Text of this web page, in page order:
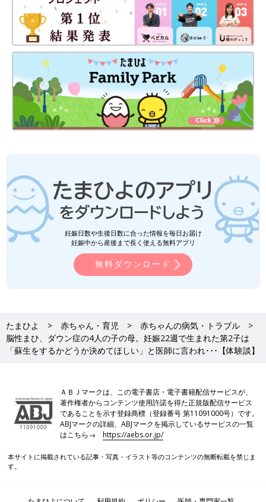
ということもしていました。
私に何ができるかを考え、手作りの小さなメリーや肌着を手作り
し、絵本の読み聞かせやお姉ちゃんと一緒に歌った歌をボイスレ
コーダーに録音したものを届けていました。看護師さんが再生し
て、竜吾に聞かせてくれていました。成長するにつれて表情が豊
かになってくるのを見ると、とてもうれしかったです。
――竜吾くんが入院中、２歳年上のお姉ちゃんはどのように過ご
していたのでしょうか？
した。最初は緊急時に預かってくれる短期保育を利用していまし
たが、それは最大で4カ月までという上限があったんです。竜吾
の入院はそれではたりません。そこで新しい保育園を探しまし
た。ところが、子どもを自宅で介護している場合は入園条件に当
てはまるのですが、入院している場合は除外されてしまうしくみ
でした。
仕事をしていれば入園できるので、宅配便の配達の仕事などを始
め、保育園に預けられるようにしました。環境がめまぐるしく変
順調に成長するものの、４歳６カ月で風邪からけい
れん重積を起こし急性脳症に
妊娠日数や生後日数に合った情報を毎日お届け
妊娠中から産後まで長く使える無料アプリ
無料ダウンロード
たまひよ 赤ちゃん・育児
赤ちゃんの病気・トラブル
脳性まひ、ダウン症の4人の子の母。妊娠22週で生まれた第2子は
「蘇生をするかどうか決めてほしい」と医師に言われ･･･【体験談】
ＡＢＪマークは、この電子書店・電子書籍配信サービスが、
著作権者からコンテンツ使用許諾を得た正規版配信サービス
であることを示す登録商標（登録番号 第11091000号）です。
ABJマークの詳細、ABJマークを掲示しているサービスの一覧
はこちら→https://aebs.or.jp/
本サイトに掲載されている記事・写真・イラスト等のコンテンツの無断転載を禁じま
す。